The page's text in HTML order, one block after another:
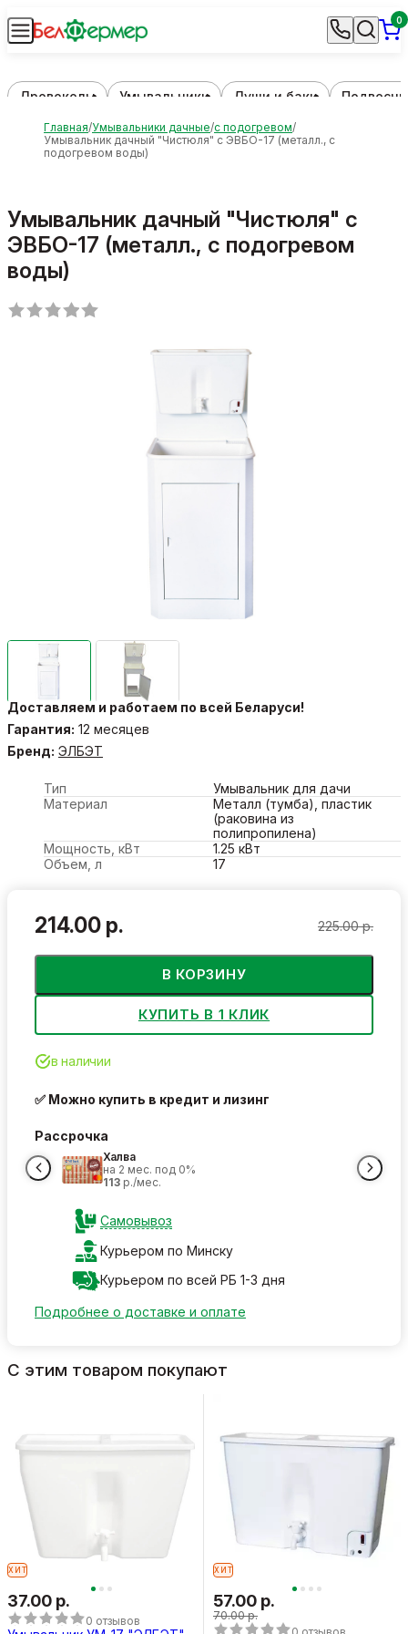
0
Дровоколы Умывальники Души и баки
Главная Умывальники дачные с подогревом
Умывальник дачный "Чистюля" с ЭВБО-17 (металл., с
подогревом воды)
Умывальник дачный "Чистюля" с
ЭВБО-17 (металл., с подогревом
воды)
Доставляем и работаем по всей Беларуси!
Гарантия: 12 месяцев
Бренд: ЭЛБЭТ
Тип
Умывальник для дачи
Материал
Металл (тумба), пластик
(раковина из
полипропилена)
Мощность, кВт
1.25 кВт
Объем, л
17
214.00 р. 225.00 р.
В КОРЗИНУ
КУПИТЬ В 1 КЛИК
в наличии
✅ Можно купить в кредит и лизинг
Рассрочка
Халва
на 2 мес. под 0%
113 р./мес.
Самовывоз
Курьером по Минску
Курьером по всей РБ 1-3 дня
Подробнее о доставке и оплате
С этим товаром покупают
ХИТ
37.00 р.
0 отзывов
ХИТ
57.00 р.
70.00 р.